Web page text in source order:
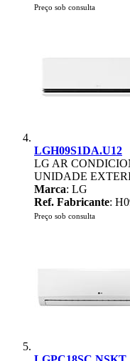
Preço sob consulta
LGH09S1DA.U12
LG AR
UNIDADE
Marca: LG
Ref. Fabricante:
Preço sob consulta